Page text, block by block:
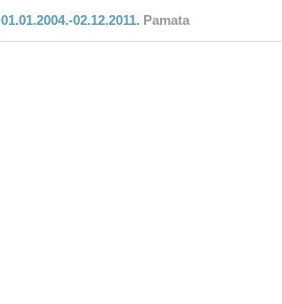
01.01.2004.-02.12.2011. Pamata